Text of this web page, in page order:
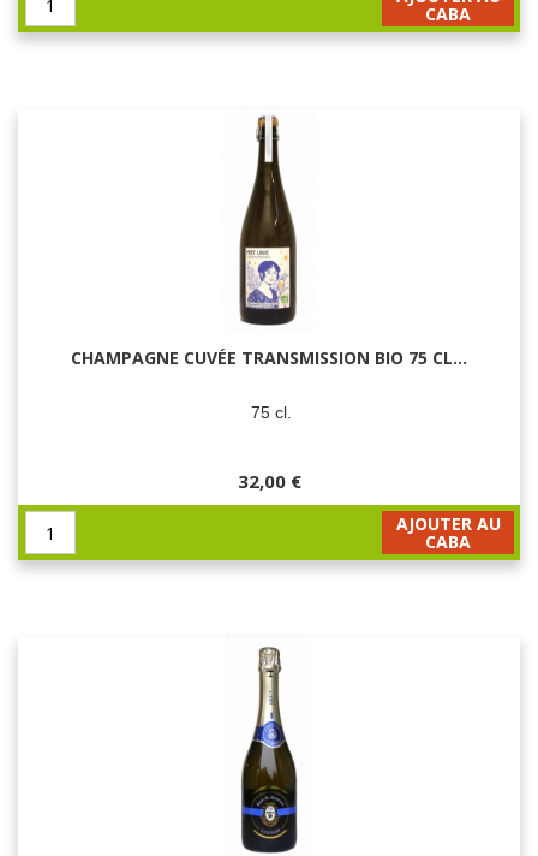
CABA
CHAMPAGNE CUVÉE TRANSMISSION BIO 75 CL...
75 cl.
32,00 €
AJOUTER AU
CABA